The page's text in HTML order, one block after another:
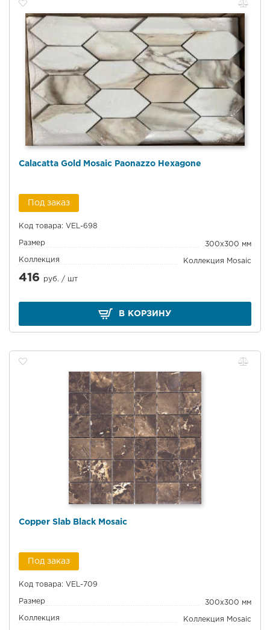
Calacatta Gold Mosaic Paonazzo Hexagone
Под заказ
Код товара: VEL-698
Размер 300x300 мм
Коллекция Коллекция Mosaic
416 руб. / шт
В КОРЗИНУ
Copper Slab Black Mosaic
Под заказ
Код товара: VEL-709
Размер 300x300 мм
Коллекция Коллекция Mosaic